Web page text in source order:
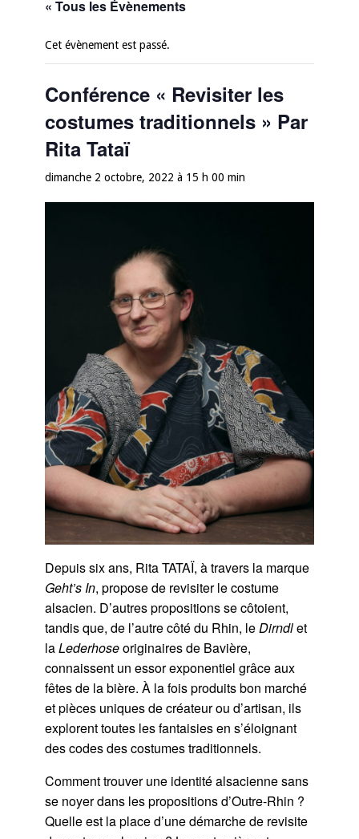
« Tous les Évènements
Cet évènement est passé.
Conférence « Revisiter les
costumes traditionnels » Par
Rita Tataï
dimanche 2 octobre, 2022 à 15 h 00 min
Depuis six ans, Rita TATAÏ, à travers la marque
Geht’s In, propose de revisiter le costume
alsacien. D’autres propositions se côtoient,
tandis que, de l’autre côté du Rhin, le Dirndlet
laLederhoseoriginaires de Bavière,
connaissent un essor exponentiel grâce aux
fêtes de la bière. À la fois produits bon marché
et pièces uniques de créateur ou d’artisan, ils
explorent toutes les fantaisies en s’éloignant
des codes des costumes traditionnels.
Comment trouver une identité alsacienne sans
se noyer dans les propositions d’Outre-Rhin ?
Quelle est la place d’une démarche de revisite